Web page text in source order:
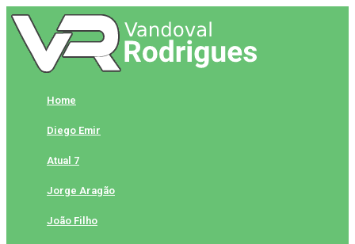
Skip
to
content
Home
Diego Emir
Atual 7
Jorge Aragão
João Filho